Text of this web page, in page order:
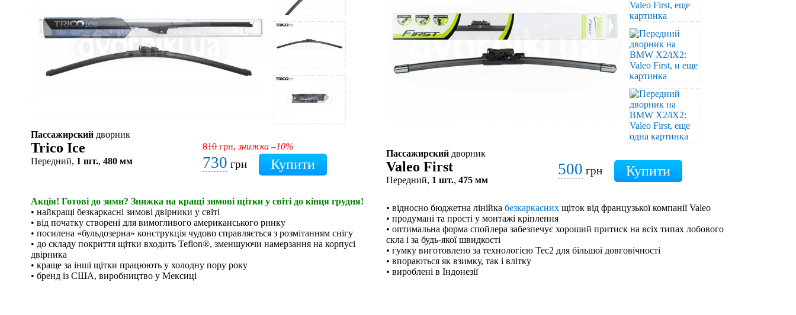
Пассажирский дворник
Trico Ice
Передний, 1 шт., 480 мм
810 грн,знижка –10%
730 грн
Акція! Готові до зими? Знижка на кращі зимові щітки у світі до кінця грудня!
• найкращі безкаркасні зимові двірники у світі
• від початку створені для вимогливого американського ринку
• посилена «бульдозерна» конструкція чудово справляється з розмітанням снігу
• до складу покриття щітки входить Teflon®, зменшуючи намерзання на корпусі
двірника
• краще за інші щітки працюють у холодну пору року
• бренд із США, виробництво у Мексиці
Пассажирский дворник
Valeo First
Передний, 1 шт., 475 мм
500 грн
• відносно бюджетна лінійка безкаркасних щіток від французької компанії Valeo
• продумані та прості у монтажі кріплення
• оптимальна форма спойлера забезпечує хороший притиск на всіх типах лобового
скла і за будь-якої швидкості
• гумку виготовлено за технологією Tec2 для більшої довговічності
• впораються як взимку, так і влітку
• вироблені в Індонезії